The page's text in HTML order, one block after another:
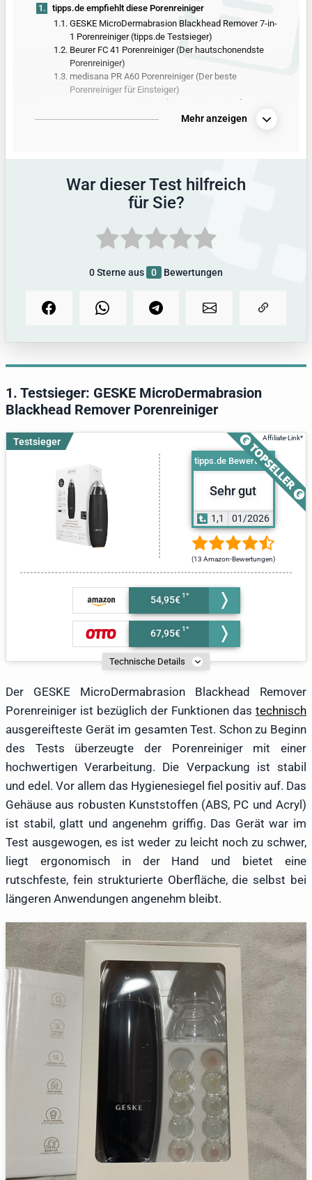
1.
tipps.de empfiehlt diese Porenreiniger
1.1. GESKE MicroDermabrasion Blackhead Remover 7-in-
1 Porenreiniger (tipps.de Testsieger)
1.2. Beurer FC 41 Porenreiniger (Der hautschonendste
Porenreiniger)
1.3. medisana PR A60 Porenreiniger (Der beste
Porenreiniger für Einsteiger)
GRUNDIG Porenreiniger (Porenreiniger mit der
stärksten Reinigungsleistung)
Alle Infos zum Thema
Mehr anzeigen
War dieser Test hilfreich
für Sie?
0Sterne aus 0 Bewertungen
1. Testsieger: GESKE MicroDermabrasion
Blackhead Remover Porenreiniger
Testsieger
54,95€
67,95€
tipps.de Bewertung
Sehr gut
1,1 01/2026
(13 Amazon-Bewertungen)
Technische Details
Der GESKE MicroDermabrasion Blackhead Remover
Porenreiniger ist bezüglich der Funktionen das technisch
ausgereifteste Gerät im gesamten Test. Schon zu Beginn
des Tests überzeugte der Porenreiniger mit einer
hochwertigen Verarbeitung. Die Verpackung ist stabil
und edel. Vor allem das Hygienesiegel fiel positiv auf. Das
Gehäuse aus robusten Kunststoffen (ABS, PC und Acryl)
ist stabil, glatt und angenehm griffig. Das Gerät war im
Test ausgewogen, es ist weder zu leicht noch zu schwer,
liegt ergonomisch in der Hand und bietet eine
rutschfeste, fein strukturierte Oberfläche, die selbst bei
längeren Anwendungen angenehm bleibt.